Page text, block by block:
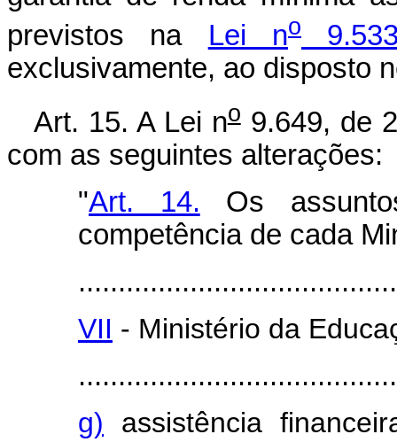
previstos na Lei no
exclusivamente, ao disposto
Art. 15. A Lei no9.649, de
com as seguintes alterações:
"Art. 14. Os
competência de cada
VII - Ministério da
g) assistência